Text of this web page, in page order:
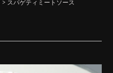
> スパゲティミートソース